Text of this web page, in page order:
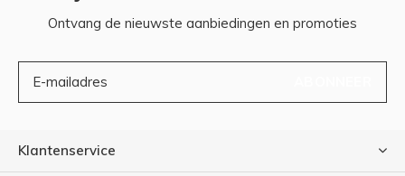
Ontvang de nieuwste aanbiedingen en promoties
Klantenservice